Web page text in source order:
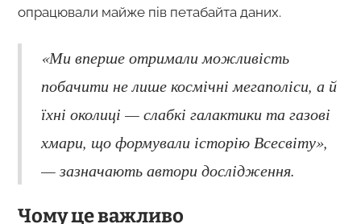
опрацювали майже пів петабайта даних.
«Ми вперше отримали можливість
побачити не лише космічні мегаполіси, а й
їхні околиці — слабкі галактики та газові
хмари, що формували історію Всесвіту»,
— зазначають автори дослідження.
Чому це важливо